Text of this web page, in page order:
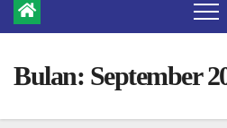
Bulan: September